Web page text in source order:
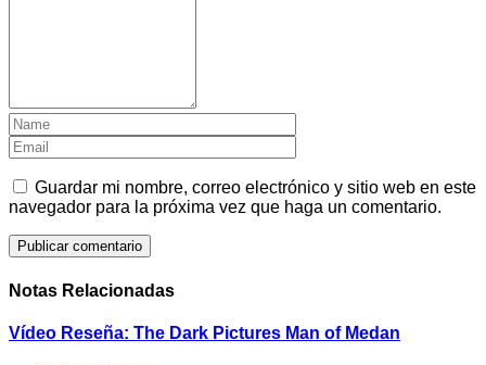
Guardar mi nombre, correo electrónico y sitio web en este
navegador para la próxima vez que haga un comentario.
Notas Relacionadas
Vídeo Reseña: The Dark Pictures Man of Medan